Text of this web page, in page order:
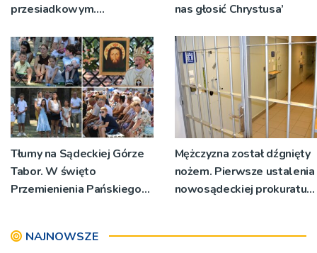
przesiadkowym.
miejsc
nas głosić Chrystusa’
Tłumy na Sądeckiej Górze
Tabor. W święto
Przemienienia Pańskiego
[ZDJĘCIA]
Mężczyzna został dźgnięty
nożem. Pierwsze ustalenia
nowosądeckiej prokuratury
NAJNOWSZE